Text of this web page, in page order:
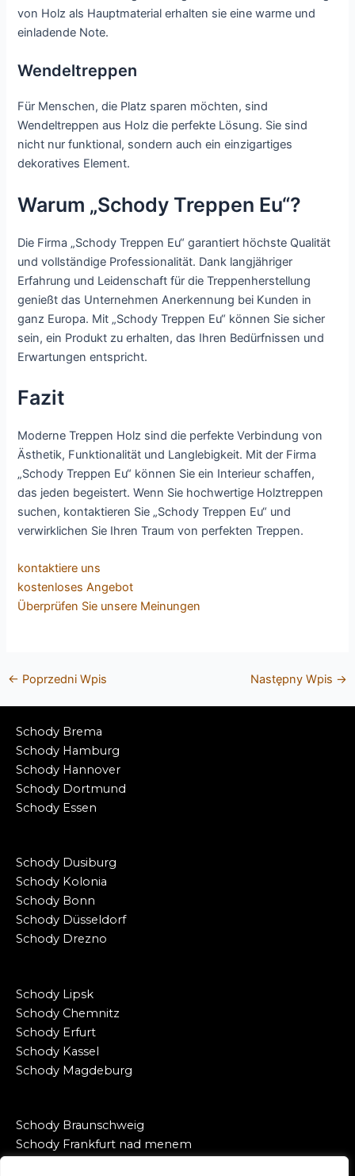
von Holz als Hauptmaterial erhalten sie eine warme und
einladende Note.
Wendeltreppen
Für Menschen, die Platz sparen möchten, sind
Wendeltreppen aus Holz die perfekte Lösung. Sie sind
nicht nur funktional, sondern auch ein einzigartiges
dekoratives Element.
Warum „Schody Treppen Eu“?
Die Firma „Schody Treppen Eu“ garantiert höchste Qualität
und vollständige Professionalität. Dank langjähriger
Erfahrung und Leidenschaft für die Treppenherstellung
genießt das Unternehmen Anerkennung bei Kunden in
ganz Europa. Mit „Schody Treppen Eu“ können Sie sicher
sein, ein Produkt zu erhalten, das Ihren Bedürfnissen und
Erwartungen entspricht.
Fazit
Moderne Treppen Holz sind die perfekte Verbindung von
Ästhetik, Funktionalität und Langlebigkeit. Mit der Firma
„Schody Treppen Eu“ können Sie ein Interieur schaffen,
das jeden begeistert. Wenn Sie hochwertige Holztreppen
suchen, kontaktieren Sie „Schody Treppen Eu“ und
verwirklichen Sie Ihren Traum von perfekten Treppen.
kontaktiere uns
kostenloses Angebot
Überprüfen Sie unsere Meinungen
← Poprzedni Wpis Następny Wpis →
Schody Brema
Schody Hamburg
Schody Hannover
Schody Dortmund
Schody Essen
Schody Dusiburg
Schody Kolonia
Schody Bonn
Schody Düsseldorf
Schody Drezno
Schody Lipsk
Schody Chemnitz
Schody Erfurt
Schody Kassel
Schody Magdeburg
Schody Braunschweig
Schody Frankfurt nad menem